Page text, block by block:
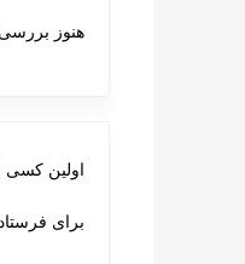
هنوز
اولین کسی
برای